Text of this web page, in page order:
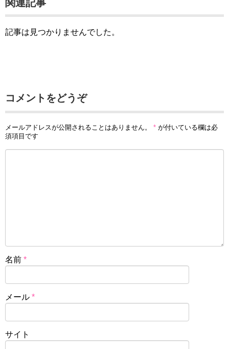
関連記事
記事は見つかりませんでした。
コメントをどうぞ
メールアドレスが公開されることはありません。 * が付いている欄は必
須項目です
名前 *
メール *
サイト